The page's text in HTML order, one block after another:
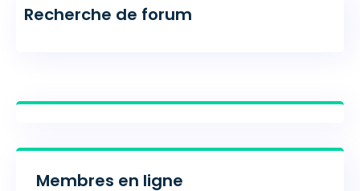
Recherche de forum
Membres en ligne